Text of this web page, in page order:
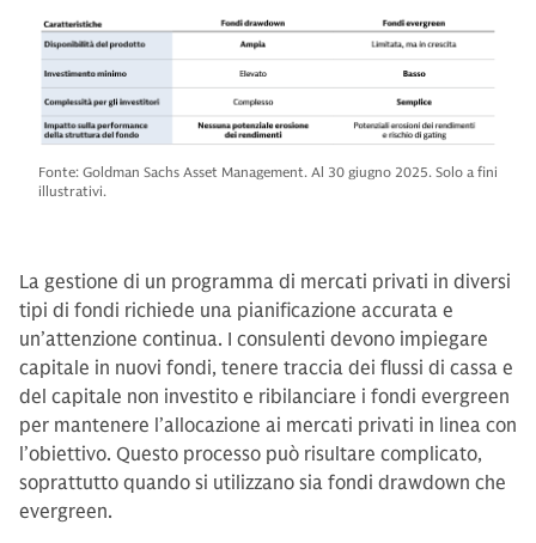
Fonte: Goldman Sachs Asset Management. Al 30 giugno 2025. Solo a fini
illustrativi.
La gestione di un programma di mercati privati in diversi
tipi di fondi richiede una pianificazione accurata e
un’attenzione continua. I consulenti devono impiegare
capitale in nuovi fondi, tenere traccia dei flussi di cassa e
del capitale non investito e ribilanciare i fondi evergreen
per mantenere l’allocazione ai mercati privati in linea con
l’obiettivo. Questo processo può risultare complicato,
soprattutto quando si utilizzano sia fondi drawdown che
evergreen.